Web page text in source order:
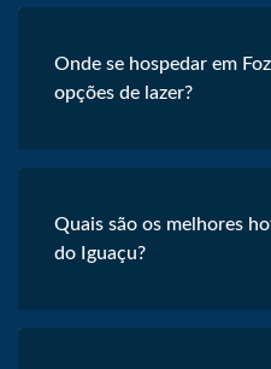
Onde se hospedar em
opções de lazer?
Quais são os melhores
do Iguaçu?